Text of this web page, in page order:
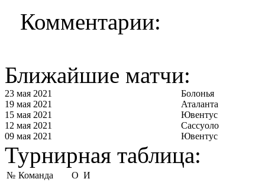
Комментарии:
Ближайшие матчи:
23 мая 2021
Болонья
19 мая 2021
Аталанта
15 мая 2021
Ювентус
12 мая 2021
Сассуоло
09 мая 2021
Ювентус
Турнирная таблица:
№ Команда О И